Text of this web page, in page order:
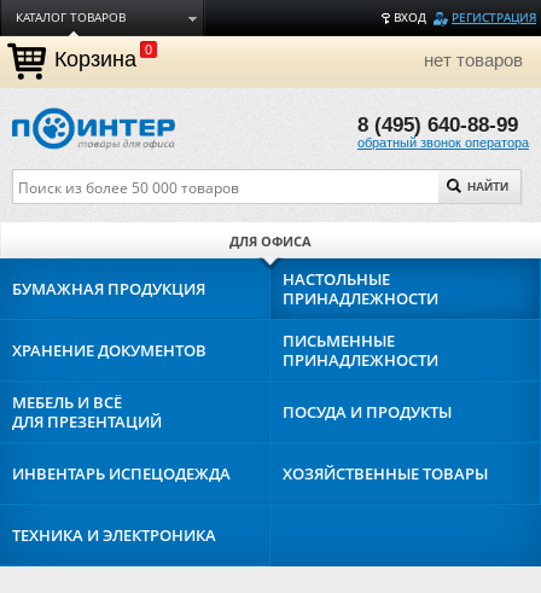
ВХОД РЕГИСТРАЦИЯ
КАТАЛОГ ТОВАРОВ
ДОСТАВКА
ОПЛАТА
ТОРГОВЫЕ МАРКИ
О КОМПАНИИ
Корзина 0 нет товаров
8 (495) 640-88-99
обратный звонок оператора
НАЙТИ
ДЛЯ ОФИСА
БУМАЖНАЯ ПРОДУКЦИЯ
НАСТОЛЬНЫЕ
ПРИНАДЛЕЖНОСТИ
ХРАНЕНИЕДОКУМЕНТОВ
ПИСЬМЕННЫЕ
ПРИНАДЛЕЖНОСТИ
МЕБЕЛЬ И ВСЁ
ДЛЯ ПРЕЗЕНТАЦИЙ
ПОСУДА И ПРОДУКТЫ
ИНВЕНТАРЬ ИСПЕЦОДЕЖДА ХОЗЯЙСТВЕННЫЕТОВАРЫ
ТЕХНИКА ИЭЛЕКТРОНИКА